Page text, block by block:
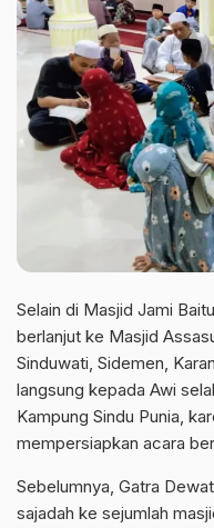
Selain di Masjid Jami
berlanjut ke Masjid
Sinduwati, Sidemen,
langsung kepada Awi
Kampung Sindu Punia,
mempersiapkan acara
Sebelumnya, Gatra
sajadah ke sejumlah